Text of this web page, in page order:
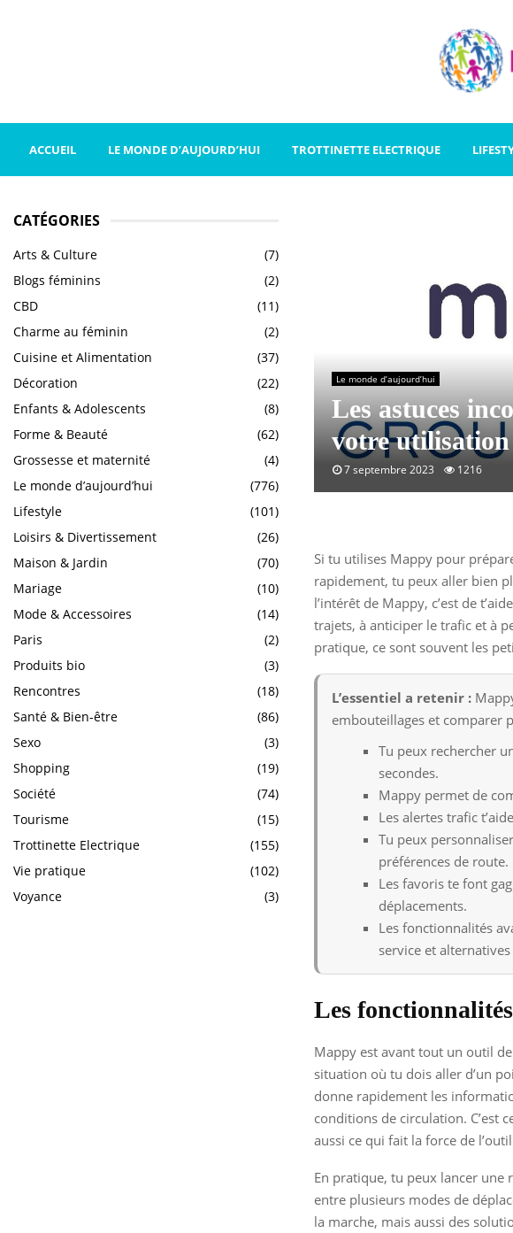
ACCUEIL LE MONDE D’AUJOURD’HUI TROTTINETTE ELECTRIQUE
Le monde d’aujourd’hui
Les astuces
votre
7 septembre 2023 1216
Si tu utilises Mappy pour
rapidement, tu peux aller bien
l’intérêt de Mappy, c’est de
trajets, à anticiper le trafic et à
pratique, ce sont souvent les
L’essentiel a retenir :
embouteillages et comparer
Tu peux rechercher
secondes.
Mappy permet de
Les alertes trafic
Tu peux
préférences de route.
Les favoris te font
déplacements.
Les fonctionnalités
service et
Les
Mappy est avant tout un outil
situation où tu dois aller d’un
donne rapidement les
conditions de circulation. C’est
aussi ce qui fait la force de
En pratique, tu peux lancer une
entre plusieurs modes de
la marche, mais aussi des
CATÉGORIES
Arts & Culture
(7)
Blogs féminins
(2)
CBD
(11)
Charme au féminin
(2)
Cuisine et Alimentation
(37)
Décoration
(22)
Enfants & Adolescents
(8)
Forme & Beauté
(62)
Grossesse et maternité
(4)
Le monde d’aujourd’hui
(776)
Lifestyle
(101)
Loisirs & Divertissement
(26)
Maison & Jardin
(70)
Mariage
(10)
Mode & Accessoires
(14)
Paris
(2)
Produits bio
(3)
Rencontres
(18)
Santé & Bien-être
(86)
Sexo
(3)
Shopping
(19)
Société
(74)
Tourisme
(15)
Trottinette Electrique
(155)
Vie pratique
(102)
Voyance
(3)